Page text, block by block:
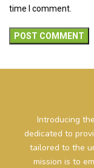
time I comment.
Introducing
dedicated to
tailored to the
mission is to